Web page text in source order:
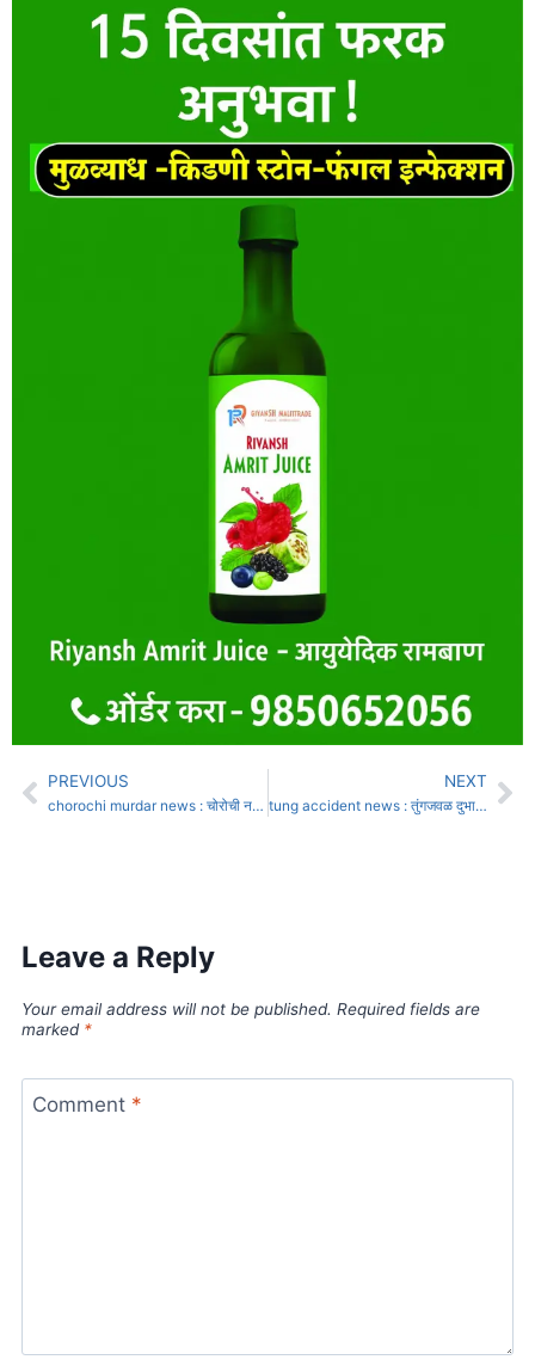
PREVIOUS
chorochi murdar news : चोरोची नजिक रक्ताच्या थारोळ्यात सांगलीच्या व्यक्तीचा मृतदेह
NEXT
tung accident news : तुंगजवळ दुभाजकाला धडकून बुलेटवरून निघालेला अभियांत्रिकीचा विद्यार्थी ठार
Leave a Reply
Your email address will not be published. Required fields are
marked *
Comment *